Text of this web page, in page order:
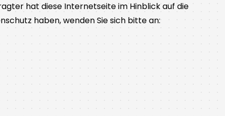
hat diese Internetseite im Hinblick auf die
haben, wenden Sie sich bitte an: